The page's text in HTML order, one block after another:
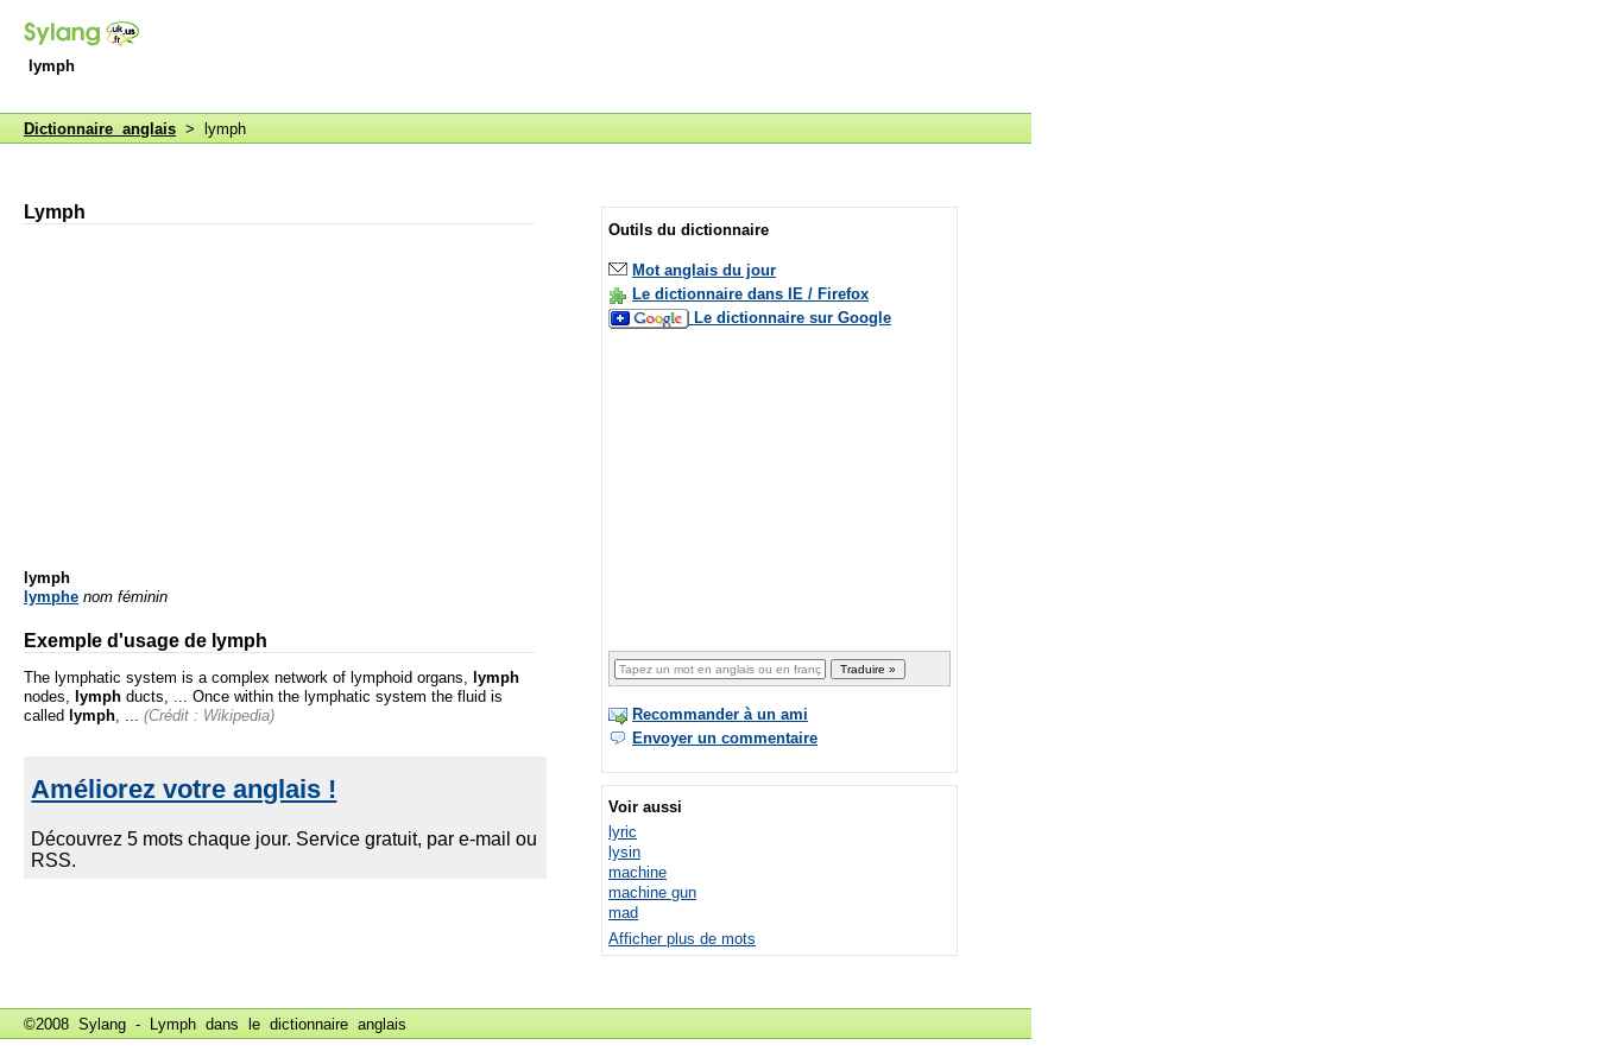
lymph
Dictionnaire anglais > lymph
Lymph
lymph
lymphe nom féminin
Exemple d'usage de lymph
The lymphatic system is a complex network of lymphoid organs,
lymph
nodes,
lymph ducts, ... Once within the lymphatic system the fluid is
called lymph (Crédit : Wikipedia)
Outils du dictionnaire
Mot anglais du jour
Le dictionnaire dans IE / Firefox
Le dictionnaire sur Google
Recommander à un ami
Envoyer un commentaire
Voir aussi
lyric
lysin
machine
machine gun
mad
Afficher plus de mots
©2008 Sylang - Lymph dans le dictionnaire anglais